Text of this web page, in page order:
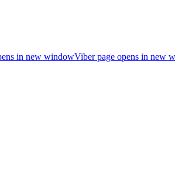
in new windowViber page opens in new